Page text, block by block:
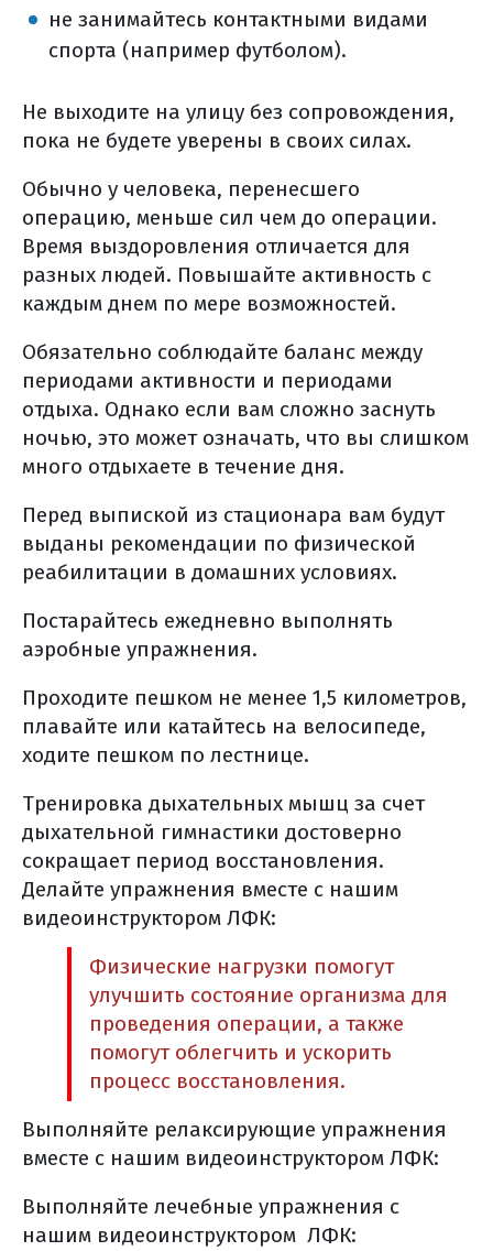
(брахитерапия)
3d конформная лучевая терапия
по интенсивности (imrt)
лучевая терапия, корректируемая
стереотаксическая радиохирургия
(срх)
общие противопоказания к
лучевой терапии
терапии
питание на фоне лучевой терапии
химиотерапия / таргетная терапия
рака поджелудочной железы
таргетная терапия
химиотерапия/таргетная терапия
(общая информация)
цель лекарственной терапии
что такое схема химиотерапии?
химиотерапии
другие способы получения
системной химиотерапии
таргетная терапия
что может стать мишенью для тт?
когда чаще применяется тт?
какие преимущества и недостатки тт?
иммунотерапия
генетическое исследование?
как получить свой
морфологический материал?
где и как хранить
как происходит лечение таргетными
препаратами?
как оценить эффективность
лекарственного лечения?
не занимайтесь контактными видами
спорта (например футболом).
Не выходите на улицу без сопровождения,
пока не будете уверены в своих силах.
Обычно у человека, перенесшего
операцию, меньше сил чем до операции.
Время выздоровления отличается для
разных людей. Повышайте активность с
каждым днем по мере возможностей.
Обязательно соблюдайте баланс между
периодами активности и периодами
отдыха. Однако если вам сложно заснуть
ночью, это может означать, что вы слишком
много отдыхаете в течение дня.
Перед выпиской из стационара вам будут
выданы рекомендации по физической
реабилитации в домашних условиях.
Постарайтесь ежедневно выполнять
аэробные упражнения.
Проходите пешком не менее 1,5 километров,
плавайте или катайтесь на велосипеде,
ходите пешком по лестнице.
Тренировка дыхательных мышц за счет
дыхательной гимнастики достоверно
сокращает период восстановления.
Делайте упражнения вместе с нашим
видеоинструктором ЛФК:
Физические нагрузки помогут
улучшить состояние организма для
проведения операции, а также
помогут облегчить и ускорить
процесс восстановления.
Выполняйте релаксирующие упражнения
вместе с нашим видеоинструктором ЛФК:
Выполняйте лечебные упражнения с
нашим видеоинструктором ЛФК: